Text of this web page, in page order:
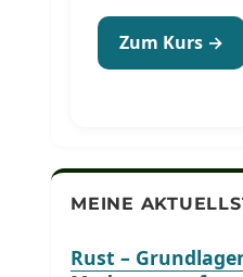
Zum Kurs →
MEINE
Rust –